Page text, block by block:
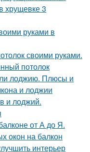
хрущевке 3
руками в
своими руками.
потолок
лоджию. Плюсы и
и лоджии
и лоджий.
от А до Я.
окон на балкон
интерьер